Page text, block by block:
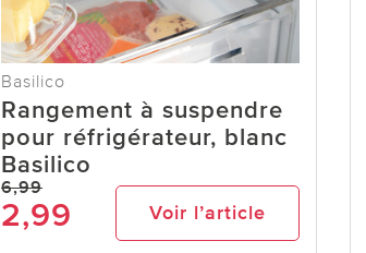
Basilico
Rangement à suspendre
pour réfrigérateur, blanc
Basilico
6,99
2,99 Voir l’article